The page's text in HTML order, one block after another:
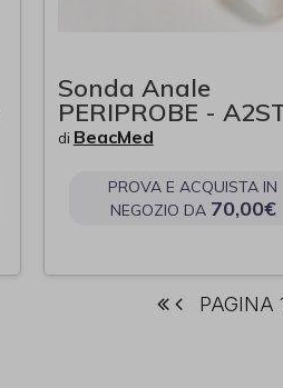
Sonda Anale
PERIPROBE -
di BeacMed
PROVA E ACQUISTA IN
NEGOZIO DA 70,00€
PAGINA